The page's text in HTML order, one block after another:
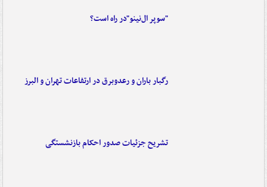
"سوپر ال‌نینو"در راه است؟
رگبار باران و رعدوبرق در ارتفاعات تهران و البرز
تشریح جزئیات صدور احکام بازنشستگی